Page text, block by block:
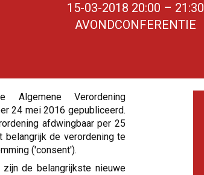
15-03-2018 20:00 – 21:30
AVONDCONFERENTIE
Verordening
24 mei 2016 gepubliceerd.
afdwingbaar per 25
de verordening te
('consent').
de belangrijkste nieuwe